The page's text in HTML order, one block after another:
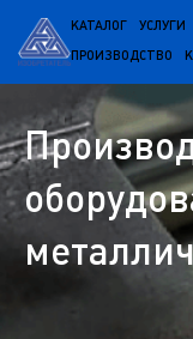
КАТАЛОГ УСЛУГИ
ПРОИЗВОДСТВО